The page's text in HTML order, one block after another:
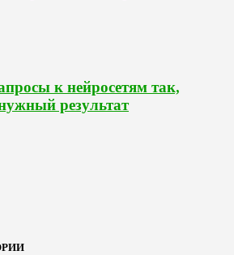
к нейросетям так,
результат